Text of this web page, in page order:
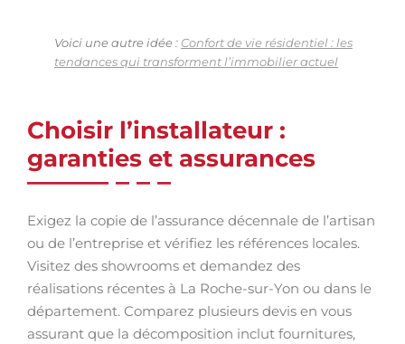
Voici une autre idée : Confort de vie résidentiel : les
tendances qui transforment l’immobilier actuel
Choisir l’installateur :
garanties et assurances
Exigez la copie de l’assurance décennale de l’artisan
ou de l’entreprise et vérifiez les références locales.
Visitez des showrooms et demandez des
réalisations récentes à La Roche-sur-Yon ou dans le
département. Comparez plusieurs devis en vous
assurant que la décomposition inclut fournitures,